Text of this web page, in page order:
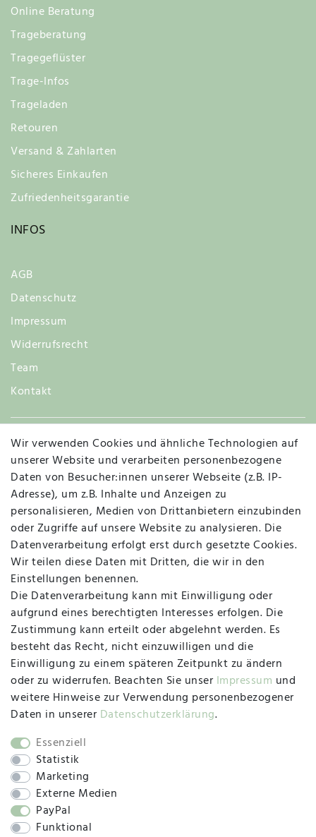
Online Beratung
Trageberatung
Tragegeflüster
Trage-Infos
Trageladen
Retouren
Versand & Zahlarten
Sicheres Einkaufen
Zufriedenheitsgarantie
INFOS
AGB
Datenschutz
Impressum
Widerrufsrecht
Team
Kontakt
Widerruf
Vertrag widerrufen Kontakt
MAPALI VOR ORT
Herzogstraße 10
47533 Kleve
Montag, Dienstag, Donnerstag, Freitag
09:00 Uhr bis 13:00 Uhr
Mittwoch
09:00 Uhr bis 12:00 Uhr
SOCIAL
Wir verwenden Cookies und ähnliche Technologien auf
unserer Website und verarbeiten personenbezogene
Daten von Besucher:innen unserer Webseite (z.B. IP-
Adresse), um z.B. Inhalte und Anzeigen zu
personalisieren, Medien von Drittanbietern einzubinden
oder Zugriffe auf unsere Website zu analysieren. Die
Datenverarbeitung erfolgt erst durch gesetzte Cookies.
Wir teilen diese Daten mit Dritten, die wir in den
Einstellungen benennen.
Die Datenverarbeitung kann mit Einwilligung oder
aufgrund eines berechtigten Interesses erfolgen. Die
Zustimmung kann erteilt oder abgelehnt werden. Es
besteht das Recht, nicht einzuwilligen und die
Einwilligung zu einem späteren Zeitpunkt zu ändern
oder zu widerrufen. Beachten Sie unser Impressum und
weitere Hinweise zur Verwendung personenbezogener
Daten in unserer Daten­schutz­erklärung.
Essenziell
Statistik
Marketing
Externe Medien
PayPal
Funktional